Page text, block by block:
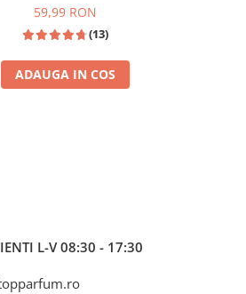
59,99 RON
(13)
ADAUGA IN COS
L-V 08:30 - 17:30